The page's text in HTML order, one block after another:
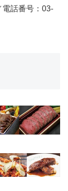
電話番号：03-